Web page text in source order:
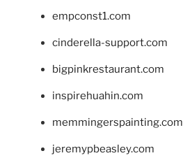
empconst1.com
cinderella-support.com
bigpinkrestaurant.com
inspirehuahin.com
memmingerspainting.com
jeremypbeasley.com